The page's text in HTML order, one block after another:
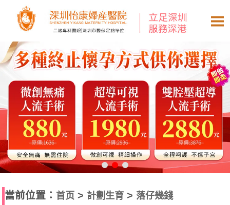
當前位置： 首页 > 計劃生育 >落仔幾錢